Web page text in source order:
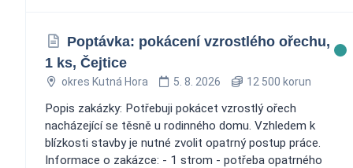
Poptávka: pokácení vzrostlého ořechu,
1 ks, Čejtice
okres Kutná Hora 5. 8. 2026 12 500 korun
Popis zakázky: Potřebuji pokácet vzrostlý ořech
nacházející se těsně u rodinného domu. Vzhledem k
blízkosti stavby je nutné zvolit opatrný postup práce.
Informace o zakázce: - 1 strom - potřeba opatrného